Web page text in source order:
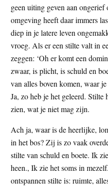
geen uiting geven aan
omgeving heeft daar immers
diep in je latere leven
vroeg. Als er een stilte valt in
zeggen: ‘Oh er komt een
zwaar, is plicht, is schuld en
van alles boven komen, waar
Ja, zo heb je het geleerd.
zien, wat je niet mag zijn.
Ach ja, waar is de heerlijke,
in het bos? Zij is zo vaak
stilte van schuld en boete. Ik
heen., Ik zie het soms in
ontspannen stilte is: ruimte,